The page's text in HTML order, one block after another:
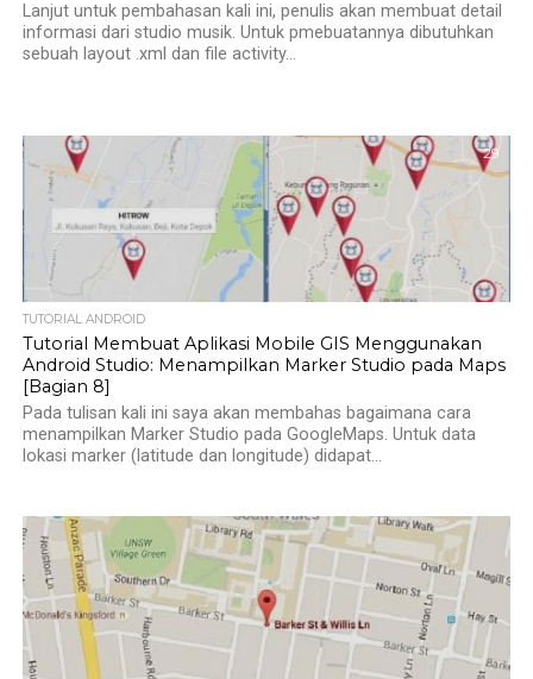
Lanjut untuk pembahasan kali ini, penulis akan membuat detail
informasi dari studio musik. Untuk pmebuatannya dibutuhkan
sebuah layout .xml dan file activity...
29
TUTORIAL ANDROID
Tutorial Membuat Aplikasi Mobile GIS Menggunakan
Android Studio: Menampilkan Marker Studio pada Maps
[Bagian 8]
Pada tulisan kali ini saya akan membahas bagaimana cara
menampilkan Marker Studio pada GoogleMaps. Untuk data
lokasi marker (latitude dan longitude) didapat...